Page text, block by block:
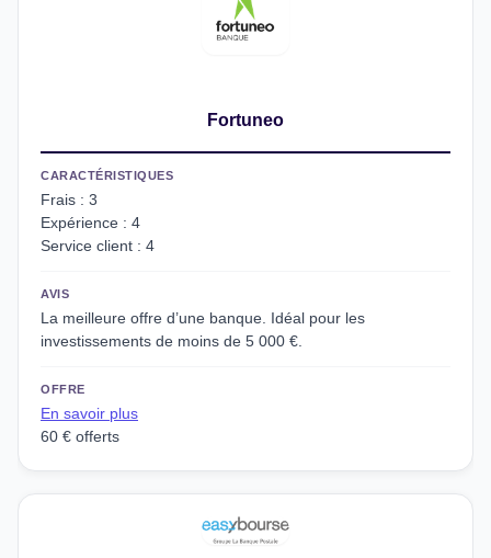
Fortuneo
CARACTÉRISTIQUES
Frais : 3
Expérience : 4
Service client : 4
AVIS
La meilleure offre d’une banque. Idéal pour les
investissements de moins de 5 000 €.
OFFRE
En savoir plus
60 € offerts